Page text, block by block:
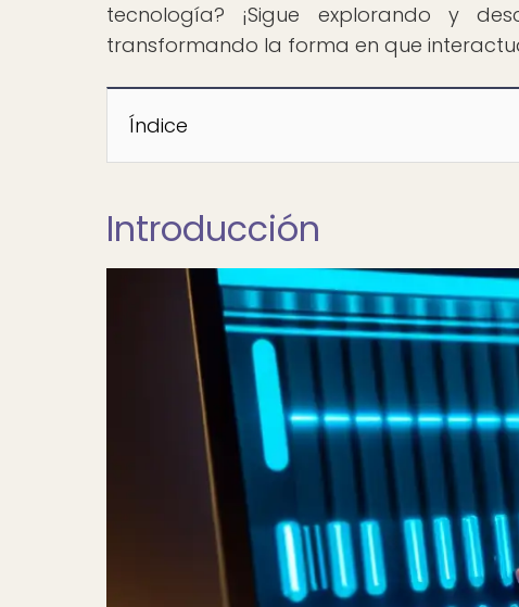
tecnología? ¡Sigue explorando y
transformando la forma en que
Índice
Introducción